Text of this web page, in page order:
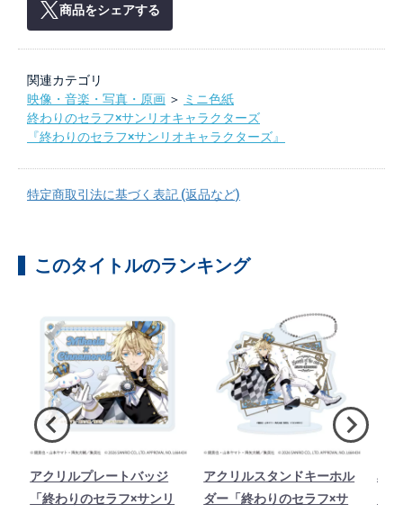
商品をシェアする
関連カテゴリ
映像・音楽・写真・原画 ＞ ミニ色紙
終わりのセラフ×サンリオキャラクターズ
『終わりのセラフ×サンリオキャラクターズ』
特定商取引法に基づく表記 (返品など)
このタイトルのランキング
アクリルプレートバッジ
「終わりのセラフ×サンリ
アクリルスタンドキーホル
ダー「終わりのセラフ×サ
星